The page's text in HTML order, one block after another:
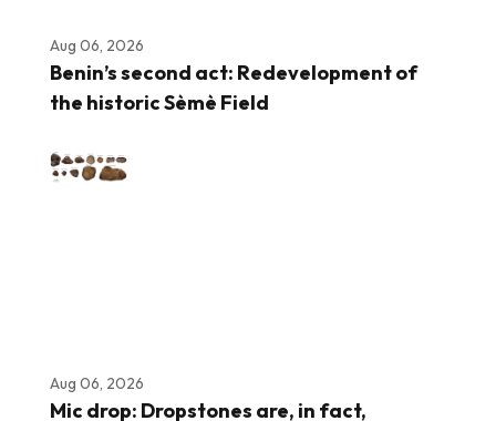
Aug 06, 2026
Benin’s second act: Redevelopment of
the historic Sèmè Field
Aug 06, 2026
Mic drop: Dropstones are, in fact,